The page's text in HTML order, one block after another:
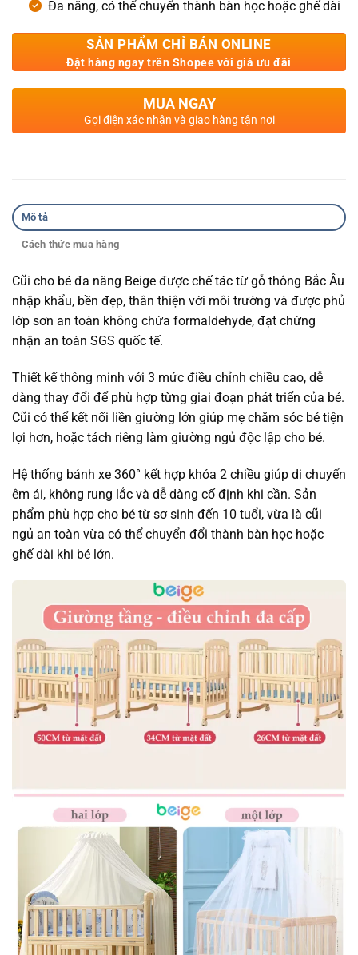
Đa năng, có thể chuyển thành bàn học hoặc ghế dài
SẢN PHẨM CHỈ BÁN ONLINE
Đặt hàng ngay trên Shopee với giá ưu đãi
MUA NGAY
Gọi điện xác nhận và giao hàng tận nơi
Mô tả
Cách thức mua hàng
Cũi cho bé đa năng Beige được chế tác từ gỗ thông Bắc Âu
nhập khẩu, bền đẹp, thân thiện với môi trường và được phủ
lớp sơn an toàn không chứa formaldehyde, đạt chứng
nhận an toàn SGS quốc tế.
Thiết kế thông minh với 3 mức điều chỉnh chiều cao, dễ
dàng thay đổi để phù hợp từng giai đoạn phát triển của bé.
Cũi có thể kết nối liền giường lớn giúp mẹ chăm sóc bé tiện
lợi hơn, hoặc tách riêng làm giường ngủ độc lập cho bé.
Hệ thống bánh xe 360° kết hợp khóa 2 chiều giúp di chuyển
êm ái, không rung lắc và dễ dàng cố định khi cần. Sản
phẩm phù hợp cho bé từ sơ sinh đến 10 tuổi, vừa là cũi
ngủ an toàn vừa có thể chuyển đổi thành bàn học hoặc
ghế dài khi bé lớn.